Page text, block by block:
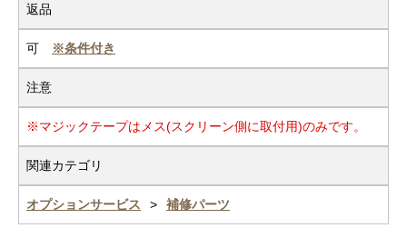
返品
可 ※条件付き
注意
※マジックテープはメス(スクリーン側に取付用)のみです。
関連カテゴリ
オプションサービス 補修パーツ